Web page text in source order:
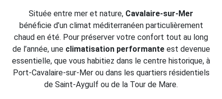
Située entre mer et nature, Cavalaire-sur-Mer
bénéficie d’un climat méditerranéen particulièrement
chaud en été. Pour préserver votre confort tout au long
de l’année, une climatisation performanteest devenue
essentielle, que vous habitiez dans le centre historique, à
Port-Cavalaire-sur-Mer ou dans les quartiers résidentiels
de Saint-Aygulf ou de la Tour de Mare.